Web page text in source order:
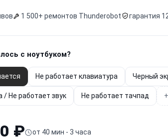
1 500+ ремонтов Thunderobot гарантия
с ноутбуком?
Не работает клавиатура Черный
/ Не работает звук Не работает тачпад
₽ от 40 мин - 3 часа